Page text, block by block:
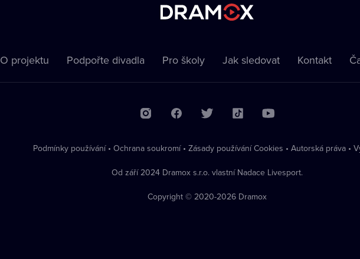
O projektu Podpořte divadla Pro školy Jak sledovat Kontakt
Podmínky používání • Ochrana soukromí • Zásady používání Cookies • Autorská práva •
Od září 2024 Dramox s.r.o. vlastní Nadace Livesport.
Copyright © 2020-2026 Dramox